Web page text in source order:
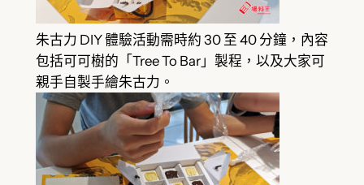
朱古力 DIY 體驗活動需時約 30 至 40 分鐘，內容
包括可可樹的「Tree To Bar」製程，以及大家可
親手自製手繪朱古力。